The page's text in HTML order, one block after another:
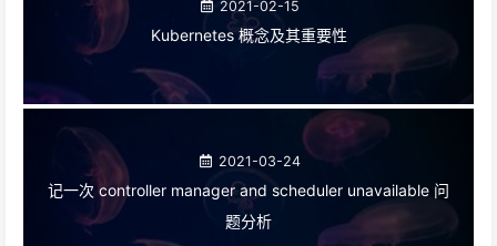
2021-02-15
Kubernetes 概念及其重要性
2021-03-24
记一次 controller manager and scheduler unavailable 问
题分析